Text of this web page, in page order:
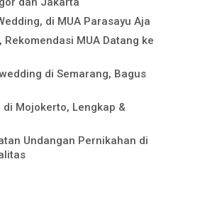
di MUA Parasayu Aja
Rekomendasi MUA Datang ke
di Semarang, Bagus
di Mojokerto, Lengkap &
Undangan Pernikahan di